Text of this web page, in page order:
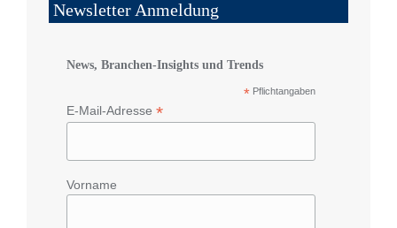
Newsletter Anmeldung
News, Branchen-Insights und Trends
* Pflichtangaben
E-Mail-Adresse *
Vorname